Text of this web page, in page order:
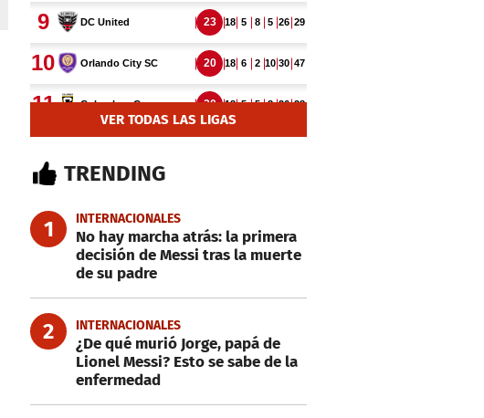
VER TODAS LAS LIGAS
TRENDING
1 INTERNACIONALES
No hay marcha atrás: la primera
decisión de Messi tras la muerte
de su padre
2 INTERNACIONALES
¿De qué murió Jorge, papá de
Lionel Messi? Esto se sabe de la
enfermedad